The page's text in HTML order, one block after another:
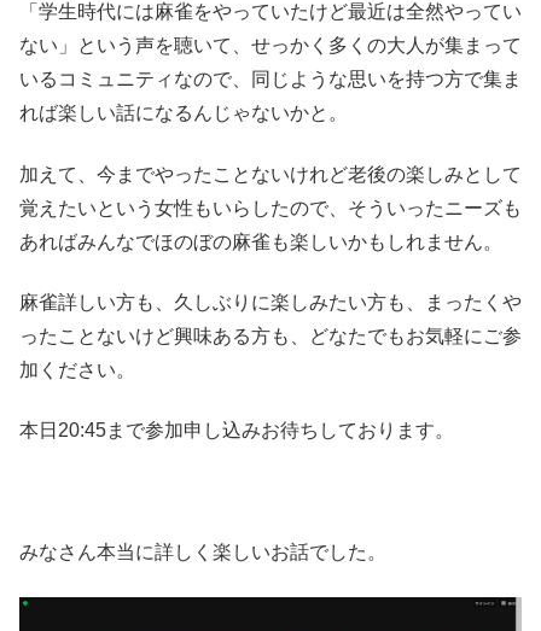
「学生時代には麻雀をやっていたけど最近は全然やってい
ない」という声を聴いて、せっかく多くの大人が集まって
いるコミュニティなので、同じような思いを持つ方で集ま
れば楽しい話になるんじゃないかと。
加えて、今までやったことないけれど老後の楽しみとして
覚えたいという女性もいらしたので、そういったニーズも
あればみんなでほのぼの麻雀も楽しいかもしれません。
麻雀詳しい方も、久しぶりに楽しみたい方も、まったくや
ったことないけど興味ある方も、どなたでもお気軽にご参
加ください。
本日20:45まで参加申し込みお待ちしております。
みなさん本当に詳しく楽しいお話でした。